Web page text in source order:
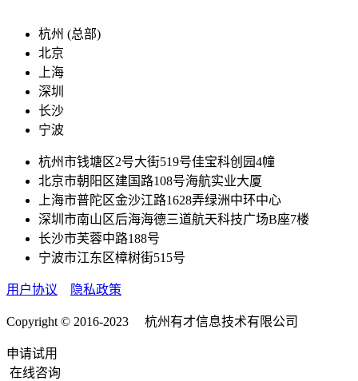
杭州 (总部)
北京
上海
深圳
长沙
宁波
杭州市钱塘区2号大街519号佳宝科创园4幢
北京市朝阳区建国路108号海航实业大厦
上海市普陀区金沙江路1628弄绿洲中环中心
深圳市南山区后海海德三道航天科技广场B座7楼
长沙市芙蓉中路188号
宁波市江东区樟树街515号
用户协议 隐私政策
Copyright © 2016-2023 杭州有才信息技术有限公司
申请试用
在线咨询